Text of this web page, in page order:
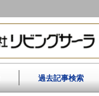
過去記事検索